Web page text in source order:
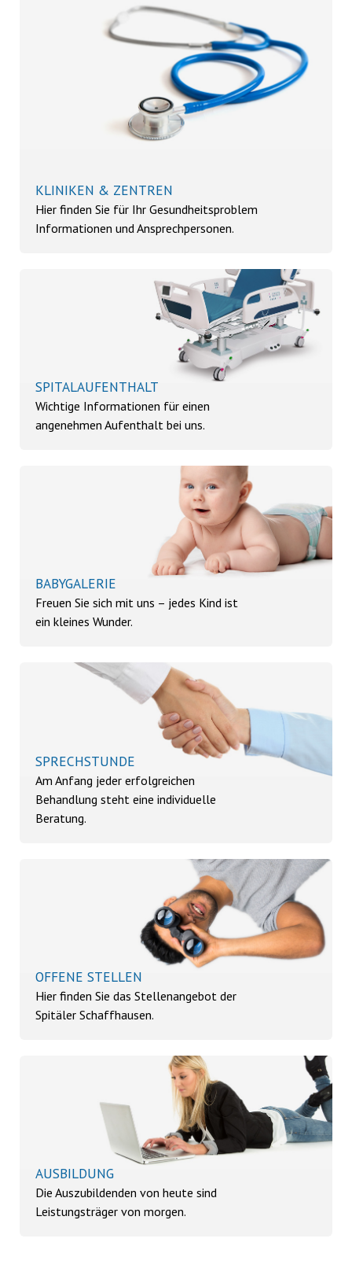
KLINIKEN & ZENTREN
Hier finden Sie für Ihr Gesundheitsproblem
Informationen und Ansprechpersonen.
SPITALAUFENTHALT
Wichtige Informationen für einen
angenehmen Aufenthalt bei uns.
BABYGALERIE
Freuen Sie sich mit uns – jedes Kind ist
ein kleines Wunder.
SPRECHSTUNDE
Am Anfang jeder erfolgreichen
Behandlung steht eine individuelle
Beratung.
OFFENE STELLEN
Hier finden Sie das Stellenangebot der
Spitäler Schaffhausen.
AUSBILDUNG
Die Auszubildenden von heute sind
Leistungsträger von morgen.